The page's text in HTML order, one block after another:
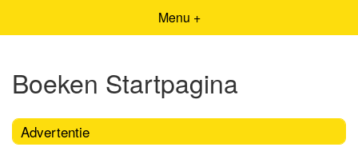
Menu +
Boeken Startpagina
Advertentie